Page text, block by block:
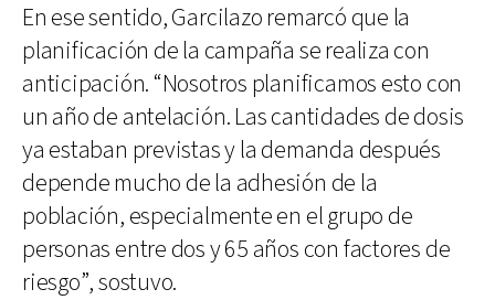
En ese sentido, Garcilazo remarcó que la
planificación de la campaña se realiza con
anticipación. “Nosotros planificamos esto con
un año de antelación. Las cantidades de dosis
ya estaban previstas y la demanda después
depende mucho de la adhesión de la
población, especialmente en el grupo de
personas entre dos y 65 años con factores de
riesgo”, sostuvo.